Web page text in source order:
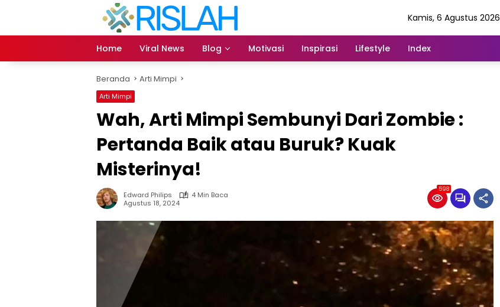
Kamis, 6 Agustus 2026
Home Viral News Blog Motivasi Inspirasi Lifestyle Index
Beranda Arti Mimpi
Arti Mimpi
Wah, Arti Mimpi Sembunyi Dari Zombie :
Pertanda Baik atau Buruk? Kuak
Misterinya!
Edward Philips
4 Min Baca
Agustus 18, 2024
598